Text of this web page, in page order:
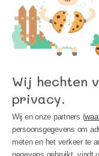
Wij hechten
privacy.
Wij en onze partners (
persoonsgegevens om
meten en het verkeer te